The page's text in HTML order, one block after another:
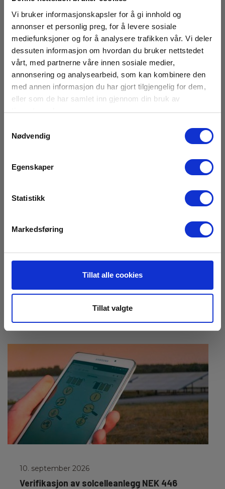
Vi bruker informasjonskapsler for å gi innhold og
annonser et personlig preg, for å levere sosiale
mediefunksjoner og for å analysere trafikken vår. Vi deler
dessuten informasjon om hvordan du bruker nettstedet
vårt, med partnerne våre innen sosiale medier,
annonsering og analysearbeid, som kan kombinere den
med annen informasjon du har gjort tilgjengelig for dem,
eller som de har samlet inn gjennom din bruk av
tjenestene deres.
Nødvendig
Egenskaper
Statistikk
Markedsføring
Tillat alle cookies
Tillat valgte
NEK 405 Elkontroll Landbruk
Vi holder eksamensforberedende dagskurs i 405
Landbruk.
Les mer
NEK 405-1 Elektrotermografi (Level I)
seg alle begrep, teori og praktisk termografering.
10. september 2026
Verifikasjon av solcelleanlegg NEK 446